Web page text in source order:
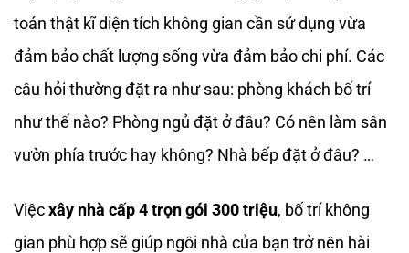
toán thật kĩ diện tích không gian cần sử dụng vừa
đảm bảo chất lượng sống vừa đảm bảo chi phí. Các
câu hỏi thường đặt ra như sau: phòng khách bố trí
như thế nào? Phòng ngủ đặt ở đâu? Có nên làm sân
vườn phía trước hay không? Nhà bếp đặt ở đâu? …
Việcxây nhà cấp 4 trọn gói 300 triệu, bố trí không
gian phù hợp sẽ giúp ngôi nhà của bạn trở nên hài